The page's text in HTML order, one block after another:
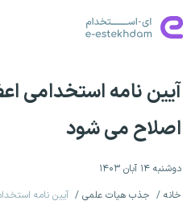
آیین نامه استخدامی
اصلاح می شود
دوشنبه ۱۴ آبان ۱۴۰۳
خانه
جذب هیات علمی آیین نامه